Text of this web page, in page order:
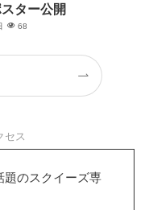
ター公開
68
セス
題のスクイーズ専